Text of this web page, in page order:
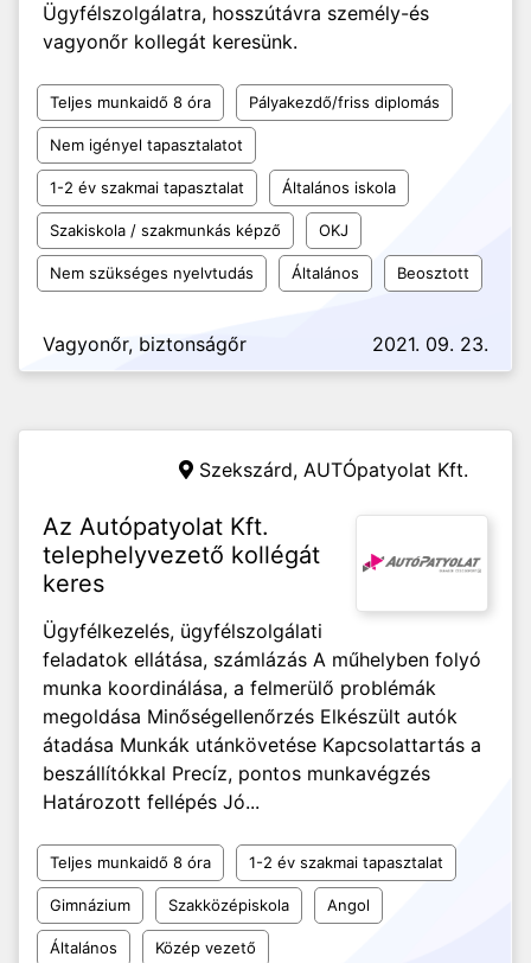
Ügyfélszolgálatra, hosszútávra személy-és
vagyonőr kollegát keresünk.
Teljes munkaidő 8 óra Pályakezdő/friss diplomás
Nem igényel tapasztalatot
1-2 év szakmai tapasztalat Általános iskola
Szakiskola / szakmunkás képző OKJ
Nem szükséges nyelvtudás Általános Beosztott
Vagyonőr, biztonságőr 2021. 09. 23.
Szekszárd, AUTÓpatyolat Kft.
Az Autópatyolat Kft.
telephelyvezető kollégát
keres
Ügyfélkezelés, ügyfélszolgálati
feladatok ellátása, számlázás A műhelyben folyó
munka koordinálása, a felmerülő problémák
megoldása Minőségellenőrzés Elkészült autók
átadása Munkák utánkövetése Kapcsolattartás a
beszállítókkal Precíz, pontos munkavégzés
Határozott fellépés Jó...
Teljes munkaidő 8 óra 1-2 év szakmai tapasztalat
Gimnázium Szakközépiskola Angol
Általános Közép vezető